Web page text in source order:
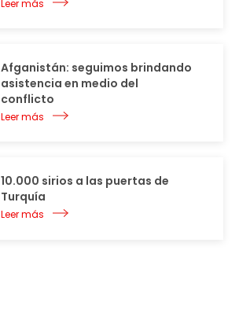
Leer más
Afganistán: seguimos brindando
asistencia en medio del
conflicto
Leer más
10.000 sirios a las puertas de
Turquía
Leer más